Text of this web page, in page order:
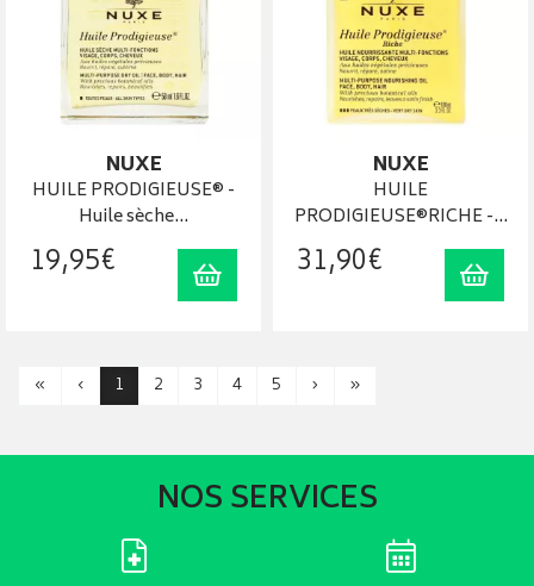
NUXE
HUILE PRODIGIEUSE® -
Huile sèche…
19,95€ Ajouter au panier
NUXE
HUILE
PRODIGIEUSE®RICHE -…
31,90€
« ‹ 1 2 3 4 5 › »
NOS SERVICES